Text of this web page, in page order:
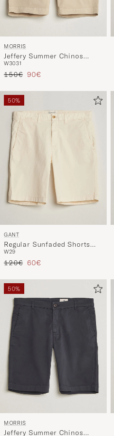
MORRIS
Jeffery Summer Chinos
Shorts Khaki
W3031
Regulärer Preis
150€ Reduzierter Preis
90€
50%
GANT
Regular Sunfaded Shorts
Cream
W29
Regulärer Preis
120€ Reduzierter Preis
60€
50%
MORRIS
Jeffery Summer Chinos